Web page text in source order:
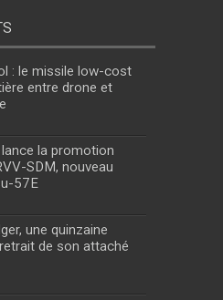
: le missile low-cost
entre drone et
la promotion
SDM, nouveau
57E
une quinzaine
de son attaché